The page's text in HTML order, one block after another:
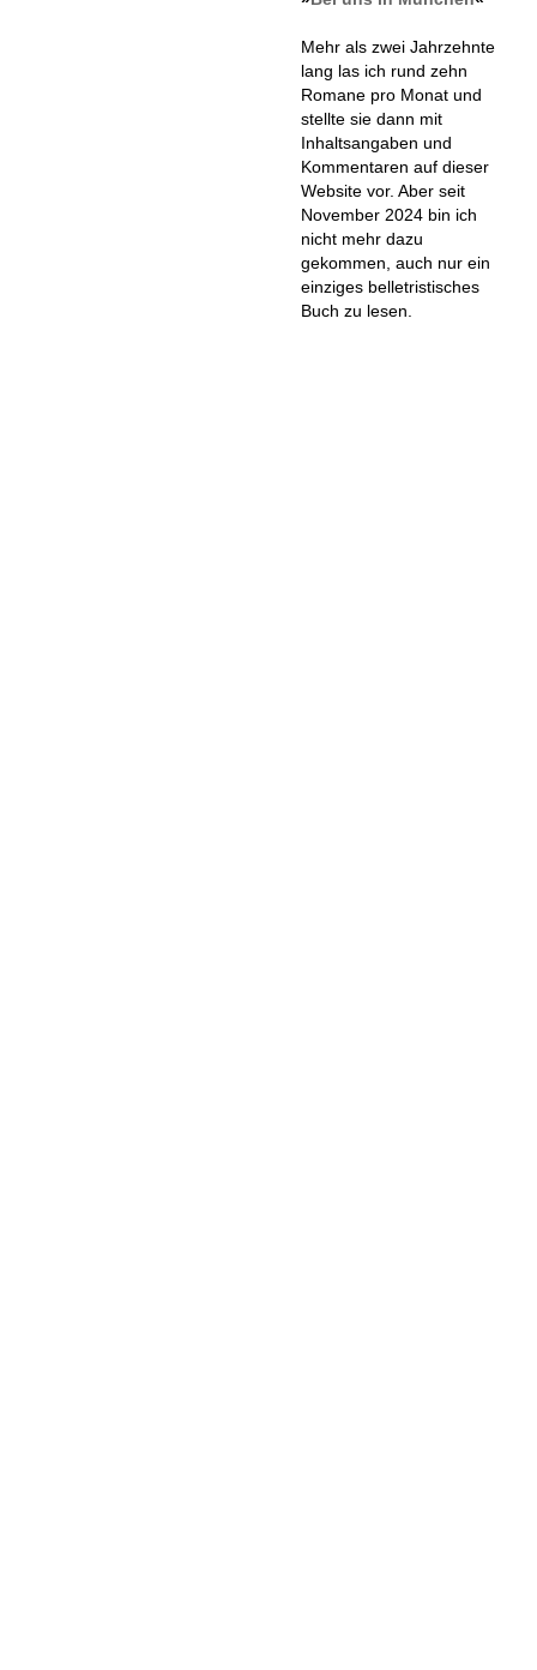
Mehr als zwei Jahrzehnte
lang las ich rund zehn
Romane pro Monat und
stellte sie dann mit
Inhaltsangaben und
Kommentaren auf dieser
Website vor. Aber seit
November 2024 bin ich
nicht mehr dazu
gekommen, auch nur ein
einziges belletristisches
Buch zu lesen.